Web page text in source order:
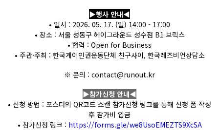
▶행사 안내◀
• 일시 : 2026. 05. 17. (일) 14:00 - 17:00
• 장소 : 서울 성동구 헤이그라운드 성수점 B1 브릭스
• 협력 : Open for Business
• 주관·주최 : 한국게이인권운동단체 친구사이, 한국레즈비언상담소
※ 문의 : contact@runout.kr
▶참가신청 안내◀
• 신청 방법 : 포스터의 QR코드 스캔 참가신청 링크를 통해 신청 폼 작성
후 참가비 입금
• 참가신청 링크 : https://forms.gle/we8UsoEMEZTS9XcSA